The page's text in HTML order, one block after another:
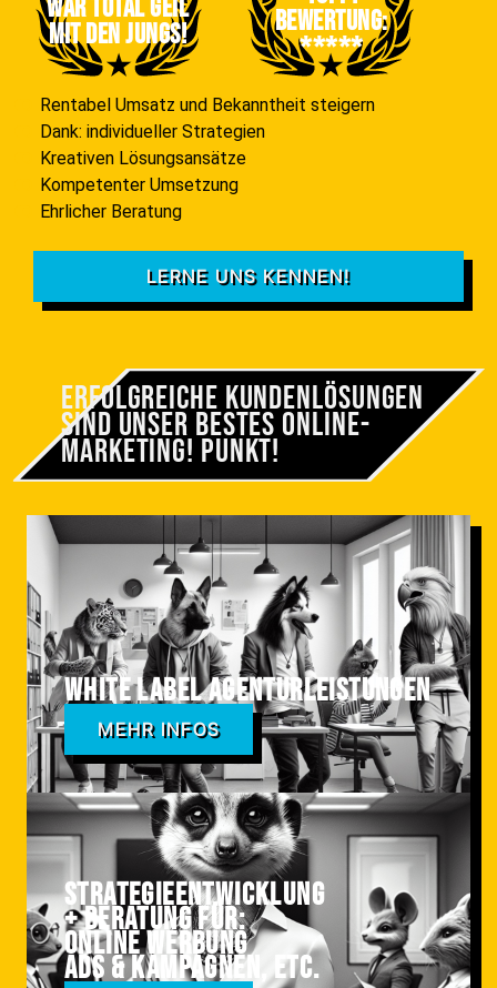
War total geil
mit den jungs! Bewertung:
*****
Rentabel Umsatz und Bekanntheit steigern
Dank: individueller Strategien
Kreativen Lösungsansätze
Kompetenter Umsetzung
Ehrlicher Beratung
LERNE UNS KENNEN!
Erfolgreiche Kundenlösungen
sind unser bestes Online-
Marketing! Punkt!
White Label Agenturleistungen
MEHR INFOS
Strategieentwicklung
+ Beratung für:
online Werbung
ADS & Kampagnen, etc.